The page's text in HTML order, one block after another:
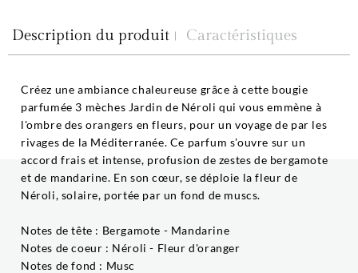
Description du produit Caractéristiques
Créez une ambiance chaleureuse grâce à cette bougie
parfumée 3 mèches Jardin de Néroli qui vous emmène à
l'ombre des orangers en fleurs, pour un voyage de par les
rivages de la Méditerranée. Ce parfum s'ouvre sur un
accord frais et intense, profusion de zestes de bergamote
et de mandarine. En son cœur, se déploie la fleur de
Néroli, solaire, portée par un fond de muscs.
Notes de tête : Bergamote - Mandarine
Notes de coeur : Néroli - Fleur d'oranger
Notes de fond : Musc